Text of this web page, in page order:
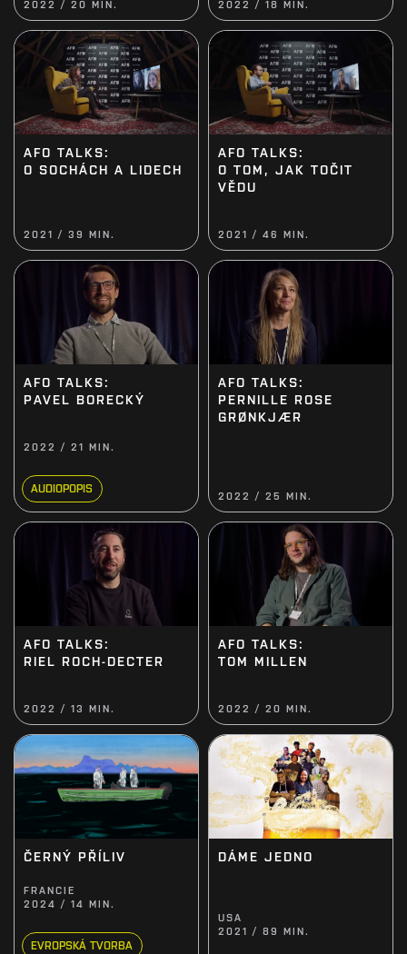
2022 / 20 MIN. 2022 / 18 MIN.
AFO TALKS:
O SOCHÁCH A LIDECH
2021 / 39 MIN.
AFO TALKS:
O TOM, JAK TOČIT
VĚDU
2021 / 46 MIN.
AFO TALKS:
PAVEL BORECKÝ
2022 / 21 MIN.
AUDIOPOPIS
AFO TALKS:
PERNILLE ROSE
GRØNKJÆR
2022 / 25 MIN.
AFO TALKS:
RIEL ROCH-DECTER
2022 / 13 MIN.
AFO TALKS:
TOM MILLEN
2022 / 20 MIN.
ČERNÝ PŘÍLIV
FRANCIE
2024 / 14 MIN.
EVROPSKÁ TVORBA
DÁME JEDNO
USA
2021 / 89 MIN.